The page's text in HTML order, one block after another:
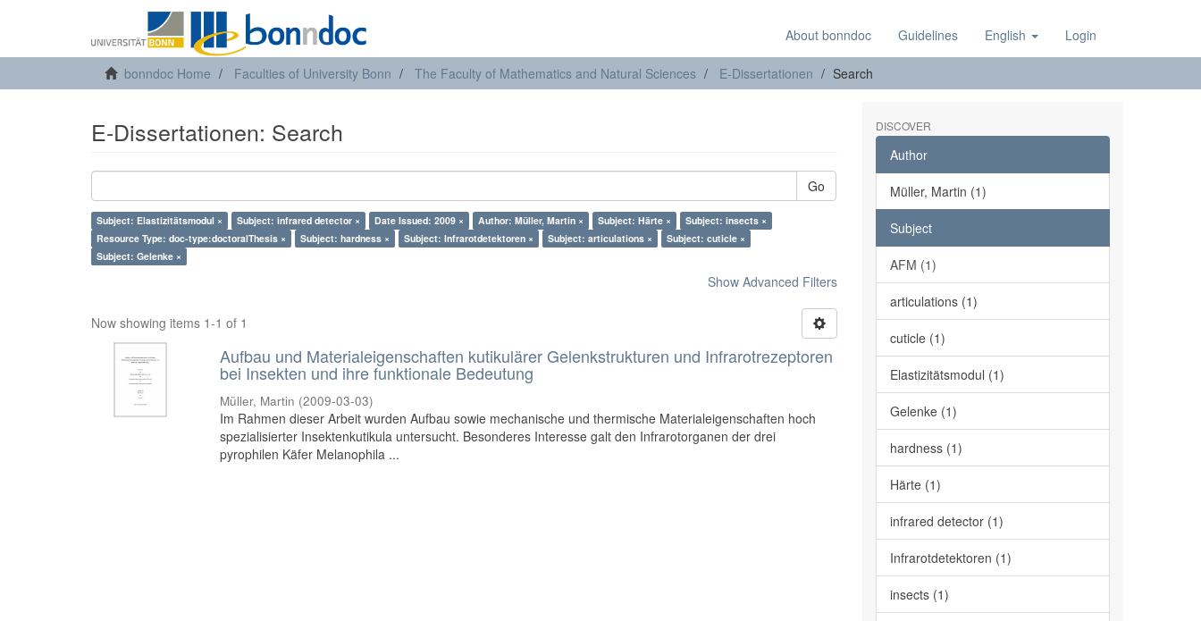
About bonndoc Guidelines English Login
bonndoc Home Faculties of University Bonn The Faculty of Mathematics and Natural Sciences E-Dissertationen Search
E-Dissertationen: Search
Go
Subject: Elastizitätsmodul × Subject: infrared detector × Date Issued: 2009 × Author: Müller, Martin × Subject: Härte ×
Subject: insects ×
Resource Type: doc-type:doctoralThesis ×
Subject: hardness × Subject: Infrarotdetektoren × Subject: articulations ×
Subject: cuticle ×
Subject: Gelenke ×
Show Advanced Filters
Now showing items 1-1 of 1
Aufbau und Materialeigenschaften kutikulärer Gelenkstrukturen und Infrarotrezeptoren
bei Insekten und ihre funktionale Bedeutung
Müller, Martin (2009-03-03)
Im Rahmen dieser Arbeit wurden Aufbau sowie mechanische und thermische Materialeigenschaften hoch
spezialisierter Insektenkutikula untersucht. Besonderes Interesse galt den Infrarotorganen der drei
pyrophilen Käfer Melanophila ...
DISCOVER
Author
Müller, Martin (1)
Subject
AFM (1)
articulations (1)
cuticle (1)
Elastizitätsmodul (1)
Gelenke (1)
hardness (1)
Härte (1)
infrared detector (1)
Infrarotdetektoren (1)
insects (1)